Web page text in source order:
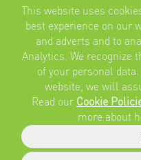
This website uses
best experience on our
and adverts and to
Analytics. We recognize
of your personal
website, we will
Read ourCookie
more about
Subscribe
Follow Us